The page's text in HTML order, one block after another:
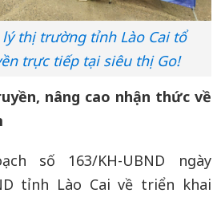
thị trường tỉnh Lào Cai tổ
trực tiếp tại siêu thị Go!
nâng cao nhận thức về
số 163/KH-UBND ngày
tỉnh Lào Cai về triển khai